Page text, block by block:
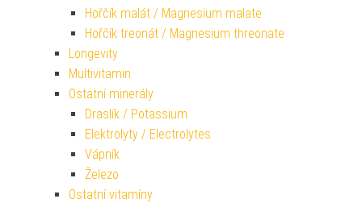
Hořčík malát / Magnesium malate
Hořčík treonát / Magnesium threonate
Longevity
Multivitamin
Ostatní minerály
Draslík / Potassium
Elektrolyty / Electrolytes
Vápník
Železo
Ostatní vitamíny